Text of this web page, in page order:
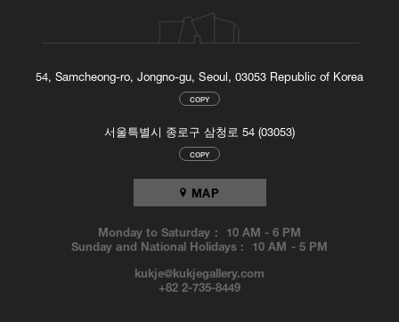
54, Samcheong-ro, Jongno-gu, Seoul, 03053 Republic of Korea
COPY
서울특별시 종로구 삼청로 54 (03053)
COPY
MAP
Monday to Saturday : 10 AM -6 PM
Sunday and National Holidays : 10 AM -5 PM
kukje@kukjegallery.com
+82 2-735-8449